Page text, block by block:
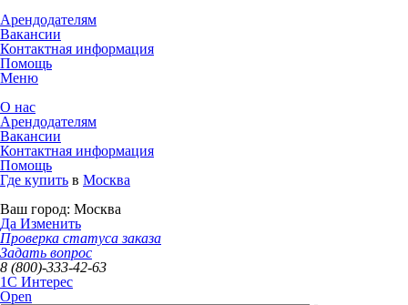
Арендодателям
Вакансии
Контактная информация
Помощь
Меню
О нас
Арендодателям
Вакансии
Контактная информация
Помощь
Где купить в Москва
Ваш город: Москва
Да Изменить
Проверка статуса заказа
Задать вопрос
8 (800)-333-42-63
1C Интерес
Open